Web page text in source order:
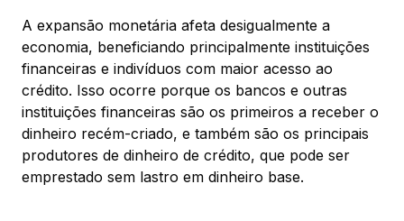
A expansão monetária afeta desigualmente a
economia, beneficiando principalmente instituições
financeiras e indivíduos com maior acesso ao
crédito. Isso ocorre porque os bancos e outras
instituições financeiras são os primeiros a receber o
dinheiro recém-criado, e também são os principais
produtores de dinheiro de crédito, que pode ser
emprestado sem lastro em dinheiro base.